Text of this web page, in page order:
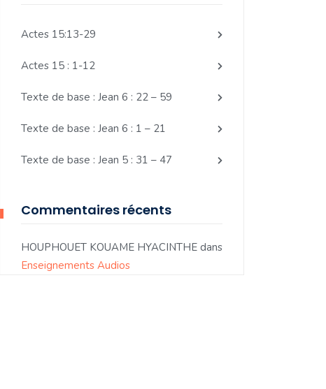
Actes 15:13-29
Actes 15 : 1-12
Texte de base : Jean 6 : 22 – 59
Texte de base : Jean 6 : 1 – 21
Texte de base : Jean 5 : 31 – 47
Commentaires récents
HOUPHOUET KOUAME HYACINTHE dans
Enseignements Audios